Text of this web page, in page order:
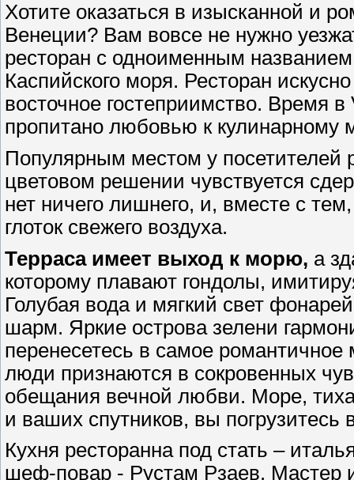
Хотите оказаться в изысканной и
Венеции? Вам вовсе не нужно
ресторан с одноименным
Каспийского моря. Ресторан
восточное гостеприимство. Время
пропитано любовью к кулинарному
Популярным местом у посетителей
цветовом решении чувствуется
нет ничего лишнего, и, вместе с
глоток свежего воздуха.
Терраса имеет выход к морю, а
которому плавают гондолы,
Голубая вода и мягкий свет
шарм. Яркие острова зелени
перенесетесь в самое
люди признаются в сокровенных
обещания вечной любви. Море,
и ваших спутников, вы
Кухня ресторанна под стать –
шеф-повар - Рустам Рзаев. Мастер